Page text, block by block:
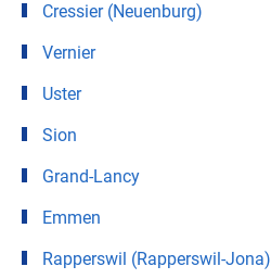
Cressier (Neuenburg)
Vernier
Uster
Sion
Grand-Lancy
Emmen
Rapperswil (Rapperswil-Jona)